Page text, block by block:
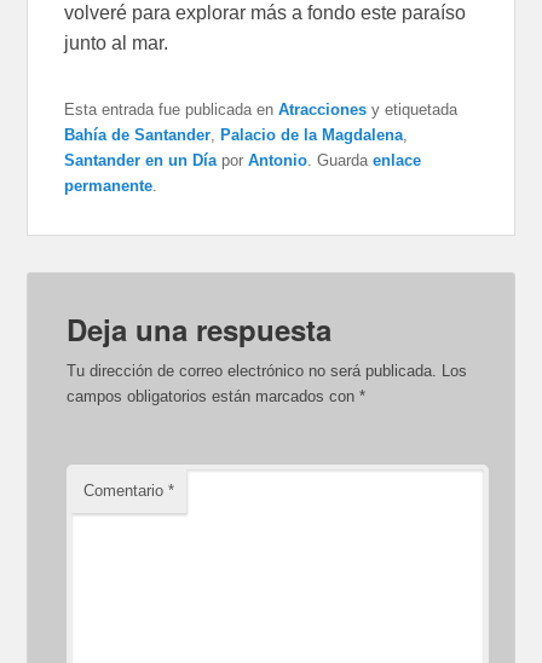
volveré para explorar más a fondo este paraíso
junto al mar.
Esta entrada fue publicada enAtracciones y etiquetada
Bahía de Santander
Palacio de la Magdalena
Santander en un Día porAntonio . Guardaenlace
permanente
Deja una respuesta
Tu dirección de correo electrónico no será publicada.
Los
campos obligatorios están marcados con*
Comentario*